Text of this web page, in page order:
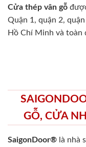
Cửa thép vân gỗ
Quận 1, quận 2,
Hồ Chí Minh và toàn
GỖ, CỬA
SaigonDoor® là nhà